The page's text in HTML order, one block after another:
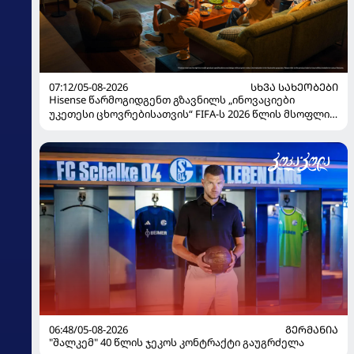
07:12/05-08-2026
ᲡᲮᲕᲐ ᲡᲐᲮᲔᲝᲑᲔᲑᲘ
Hisense წარმოგიდგენთ გზავნილს „ინოვაციები
უკეთესი ცხოვრებისათვის“ FIFA-ს 2026 წლის მსოფლიო
06:48/05-08-2026
ᲒᲔᲠᲛᲐᲜᲘᲐ
"შალკემ" 40 წლის ჯეკოს კონტრაქტი გაუგრძელა